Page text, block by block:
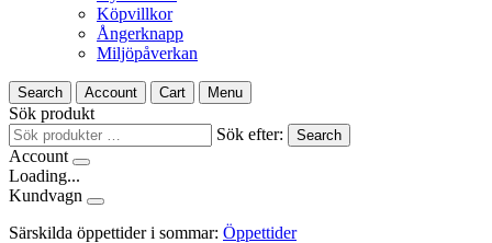
Köpvillkor
Ångerknapp
Miljöpåverkan
Search Account Cart Menu
Sök produkt
Sök efter:
Search
Account
Loading...
Kundvagn
Särskilda öppettider i sommar: Öppettider